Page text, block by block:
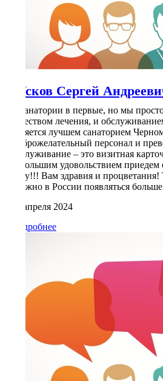
Усков Сергей
В санатории в первые, но мы
качеством лечения, и
является лучшем санаторием
Доброжелательный персонал и
обслуживание – это визитная
С большим удовольствием
году!!! Вам здравия и
должно в России появляться
14 апреля 2024
Подробнее